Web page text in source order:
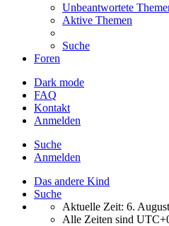
Unbeantwortete
Aktive Themen
Suche
Foren
Dark mode
FAQ
Kontakt
Anmelden
Suche
Anmelden
Das andere Kind
Suche
Aktuelle Zeit: 6.
Alle Zeiten sind